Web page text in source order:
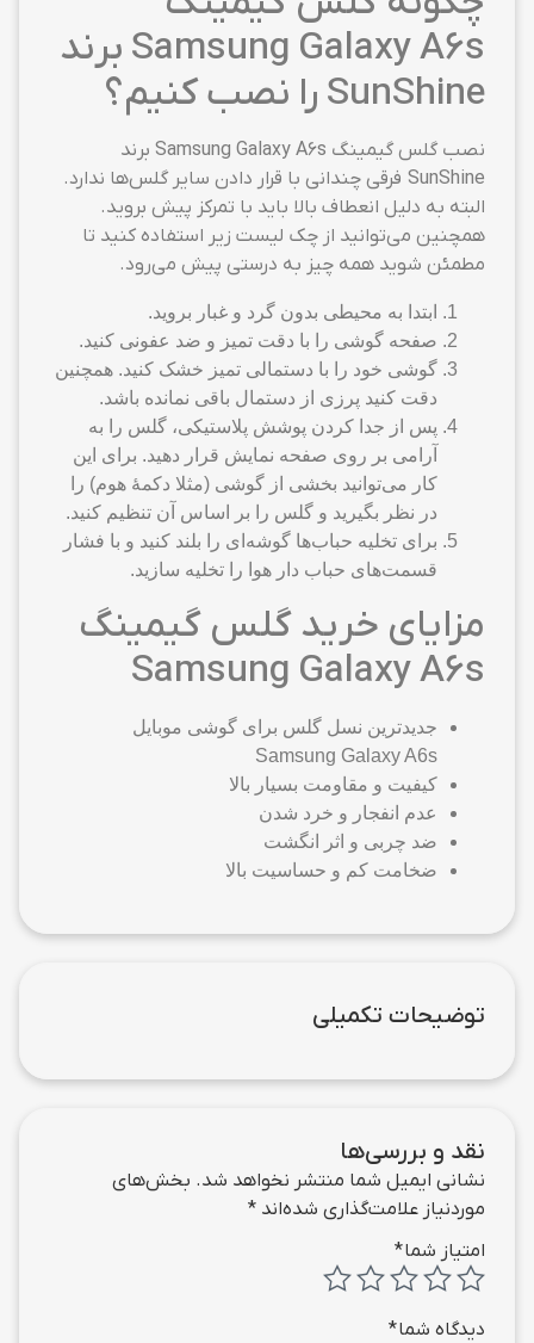
Samsung Galaxy A6s برند
SunShine را نصب کنیم؟
نصب گلس گیمینگ Samsung Galaxy A6s برند
SunShine فرقی چندانی با قرار دادن سایر گلس‌ها ندارد.
البته به دلیل انعطاف بالا باید با تمرکز پیش بروید.
همچنین می‌توانید از چک لیست زیر استفاده کنید تا
مطمئن شوید همه چیز به درستی پیش می‌رود.
ابتدا به محیطی بدون گرد و غبار بروید.
صفحه گوشی را با دقت تمیز و ضد عفونی کنید.
گوشی خود را با دستمالی تمیز خشک کنید. همچنین
دقت کنید پرزی از دستمال باقی نمانده باشد.
پس از جدا کردن پوشش پلاستیکی، گلس را به
آرامی بر روی صفحه نمایش قرار دهید. برای این
کار می‌توانید بخشی از گوشی (مثلا دکمهٔ هوم) را
در نظر بگیرید و گلس را بر اساس آن تنظیم کنید.
برای تخلیه حباب‌ها گوشه‌ای را بلند کنید و با فشار
قسمت‌های حباب دار هوا را تخلیه سازید.
مزایای خرید گلس گیمینگ
Samsung Galaxy A6s
جدیدترین نسل گلس برای گوشی موبایل
Samsung Galaxy A6s
کیفیت و مقاومت بسیار بالا
عدم انفجار و خرد شدن
ضد چربی و اثر انگشت
ضخامت کم و حساسیت بالا
توضیحات تکمیلی
نقد و بررسی‌ها
نشانی ایمیل شما منتشر نخواهد شد. بخش‌های
موردنیاز علامت‌گذاری شده‌اند *
امتیاز شما*
دیدگاه شما*